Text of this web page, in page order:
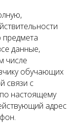
данные,
числе
обучающих
связи с
настоящему
адрес